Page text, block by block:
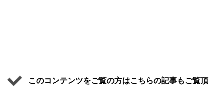
このコンテンツをご覧の方はこちらの記事もご覧頂